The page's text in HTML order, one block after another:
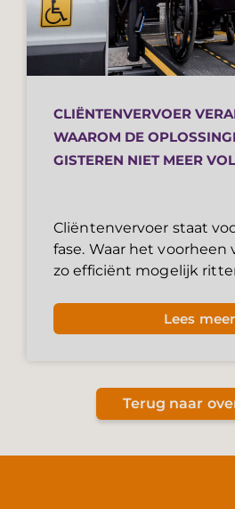
CLIËNTENVERVOER
WAAROM DE
GISTEREN NIET MEER
Cliëntenvervoer staat
fase. Waar het voorheen
zo efficiënt mogelijk
Lees meer
Terug naar